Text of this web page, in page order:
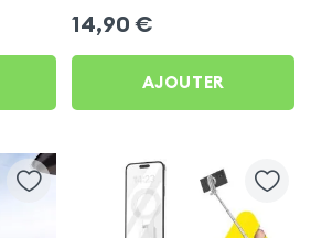
14,90 €
AJOUTER